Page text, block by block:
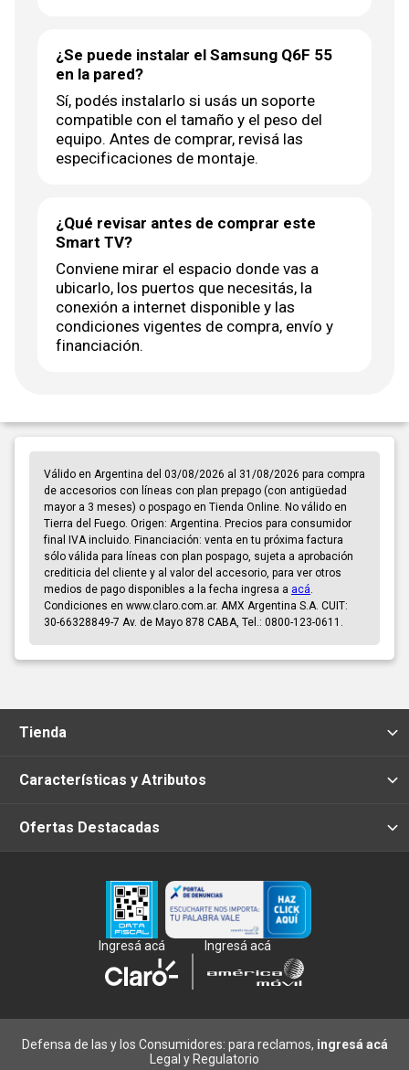
¿Se puede instalar el Samsung Q6F 55
en la pared?
Sí, podés instalarlo si usás un soporte
compatible con el tamaño y el peso del
equipo. Antes de comprar, revisá las
especificaciones de montaje.
¿Qué revisar antes de comprar este
Smart TV?
Conviene mirar el espacio donde vas a
ubicarlo, los puertos que necesitás, la
conexión a internet disponible y las
condiciones vigentes de compra, envío y
financiación.
Válido en Argentina del 03/08/2026 al 31/08/2026 para compra
de accesorios con líneas con plan prepago (con antigüedad
mayor a 3 meses) o pospago en Tienda Online. No válido en
Tierra del Fuego. Origen: Argentina. Precios para consumidor
final IVA incluido. Financiación: venta en tu próxima factura
sólo válida para líneas con plan pospago, sujeta a aprobación
crediticia del cliente y al valor del accesorio, para ver otros
medios de pago disponibles a la fecha ingresa a acá
Condiciones en www.claro.com.ar. AMX Argentina S.A. CUIT:
30-66328849-7 Av. de Mayo 878 CABA, Tel.: 0800-123-0611.
Tienda
Características y Atributos
Ofertas Destacadas
Ingresá acá Ingresá acá
Defensa de las y los Consumidores: para reclamos, ingresá acá
Legal y Regulatorio